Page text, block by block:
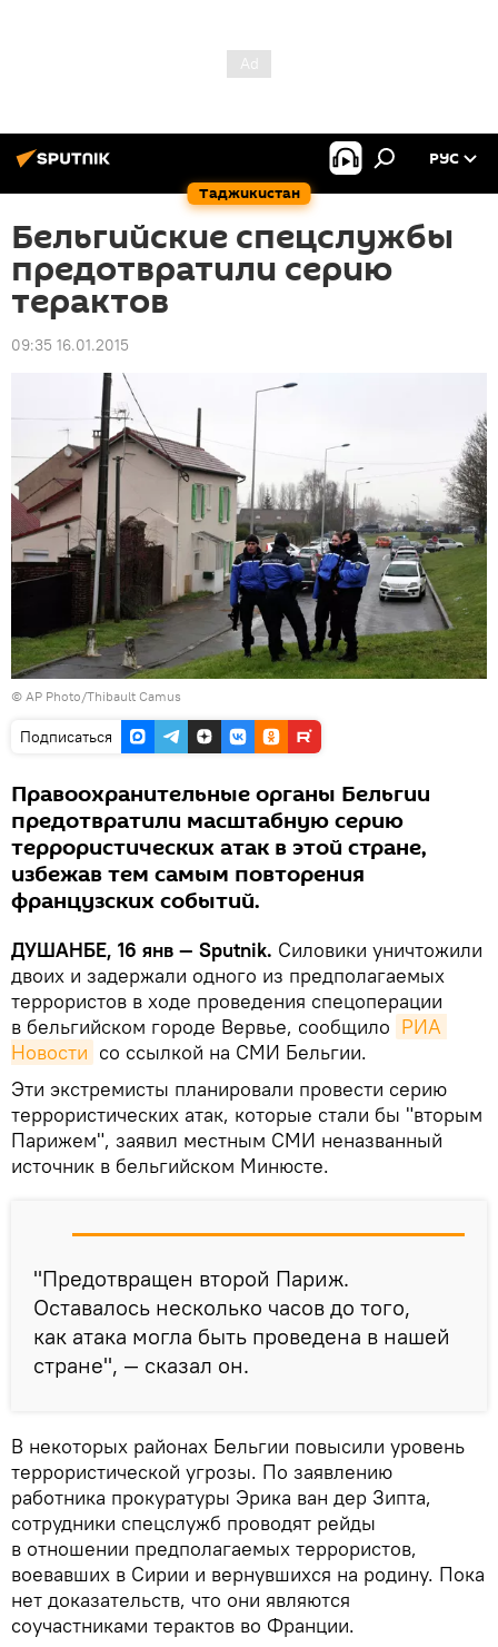
Таджикистан
РУС
Бельгийские спецслужбы
предотвратили серию
терактов
09:35 16.01.2015
© AP Photo/Thibault Camus
Подписаться
Правоохранительные органы Бельгии
предотвратили масштабную серию
террористических атак в этой стране,
избежав тем самым повторения
французских событий.
ДУШАНБЕ, 16 янв — Sputnik. Силовики уничтожили
двоих и задержали одного из предполагаемых
террористов в ходе проведения спецоперации
в бельгийском городе Вервье, сообщило РИА
Новости со ссылкой на СМИ Бельгии.
Эти экстремисты планировали провести серию
террористических атак, которые стали бы "вторым
Парижем", заявил местным СМИ неназванный
источник в бельгийском Минюсте.
"Предотвращен второй Париж.
Оставалось несколько часов до того,
как атака могла быть проведена в нашей
стране", — сказал он.
В некоторых районах Бельгии повысили уровень
террористической угрозы. По заявлению
работника прокуратуры Эрика ван дер Зипта,
сотрудники спецслужб проводят рейды
в отношении предполагаемых террористов,
воевавших в Сирии и вернувшихся на родину. Пока
нет доказательств, что они являются
соучастниками терактов во Франции.